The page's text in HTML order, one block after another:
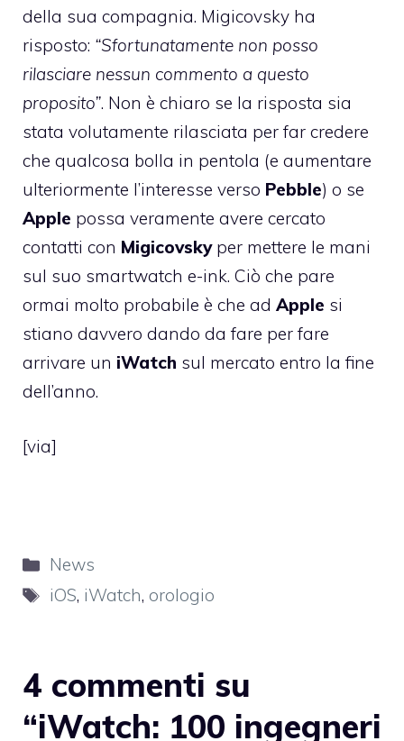
della sua compagnia. Migicovsky ha
risposto: “Sfortunatamente non posso
rilasciare nessun commento a questo
proposito”. Non è chiaro se la risposta sia
stata volutamente rilasciata per far credere
che qualcosa bolla in pentola (e aumentare
ulteriormente l’interesse verso Pebble) o se
Apple possa veramente avere cercato
contatti con Migicovskyper mettere le mani
sul suo smartwatch e-ink. Ciò che pare
ormai molto probabile è che ad Apple si
stiano davvero dando da fare per fare
arrivare un iWatch sul mercato entro la fine
dell’anno.
[via]
Categorie
News
Tag
iOS, iWatch, orologio
4 commenti su
“iWatch: 100 ingegneri